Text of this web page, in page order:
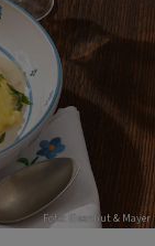
Foto: Eisenhut & Mayer